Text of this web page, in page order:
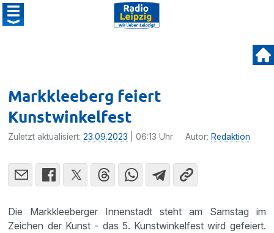
Markkleeberg feiert
Kunstwinkelfest
Zuletzt aktualisiert:23.09.2023 | 06:13 Uhr Autor: Redaktion
Die Markkleeberger Innenstadt steht am Samstag im
Zeichen der Kunst - das 5. Kunstwinkelfest wird gefeiert.